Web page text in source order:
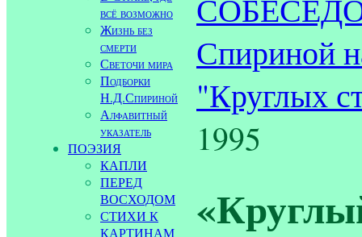
всё возможно
Жизнь без
смерти
Светочи мира
Подборки
Н.Д.Спириной
Алфавитный
указатель
ПОЭЗИЯ
КАПЛИ
ПЕРЕД
ВОСХОДОМ
СТИХИ К
КАРТИНАМ
Спириной
"Круглых
1995